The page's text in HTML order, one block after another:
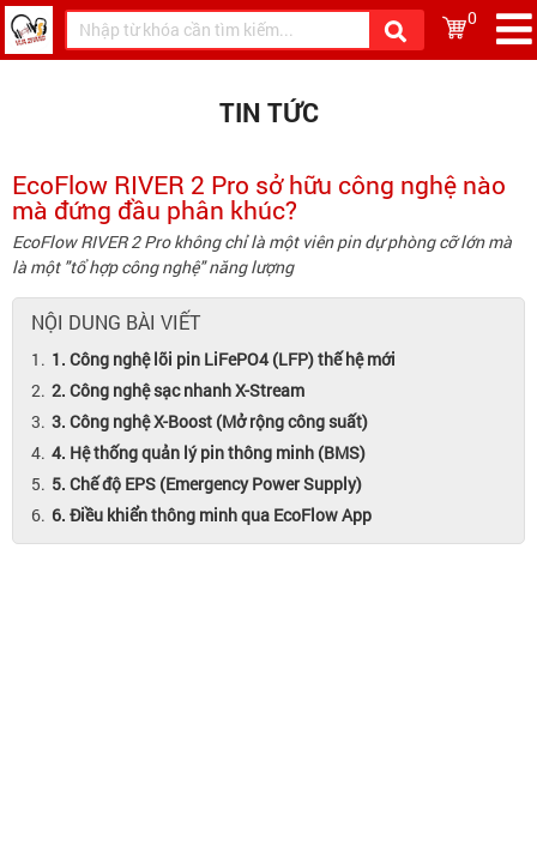
0
TIN TỨC
EcoFlow RIVER 2 Pro sở hữu công nghệ nào
mà đứng đầu phân khúc?
EcoFlow RIVER 2 Pro không chỉ là một viên pin dự phòng cỡ lớn mà
là một "tổ hợp công nghệ" năng lượng
NỘI DUNG BÀI VIẾT
1. Công nghệ lõi pin LiFePO4 (LFP) thế hệ mới
2. Công nghệ sạc nhanh X-Stream
3. Công nghệ X-Boost (Mở rộng công suất)
4. Hệ thống quản lý pin thông minh (BMS)
5. Chế độ EPS (Emergency Power Supply)
6. Điều khiển thông minh qua EcoFlow App